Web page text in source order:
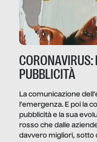
PUBBLICITÀ
La comunicazione
l’emergenza. E poi la
pubblicità e la sua
rosso che dalle
davvero migliori, sotto